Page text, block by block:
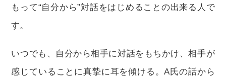
もって“自分から”対話をはじめることの出来る人で
す。
いつでも、自分から相手に対話をもちかけ、相手が
感じていることに真摯に耳を傾ける。A氏の話から